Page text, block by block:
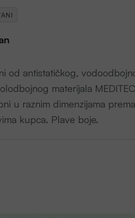
od antistatičkog,
materijala
u raznim dimenzijama prema
kupca. Plave boje.